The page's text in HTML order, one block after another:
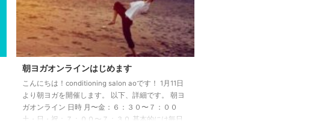
朝ヨガオンラインはじめます
こんにちは！conditioning salon aoです！ 1月11日
より朝ヨガを開催します。 以下、詳細です。 朝ヨ
ガオンライン 日時 月〜金：６：３０〜７：００
土・日・祝：７：００〜７：３０ 基本的には毎日